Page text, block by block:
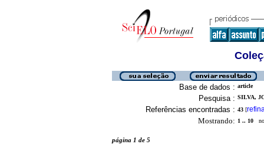
Base de dados : article
Pesquisa : SILVA,
Referências encontradas : 43 [
Mostrando: 1 .. 10
página 1 de 5